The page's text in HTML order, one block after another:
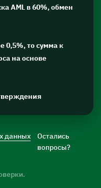
AML в 60%, обмен
0,5%, то сумма к
на основе
данных
Остались
вопросы?